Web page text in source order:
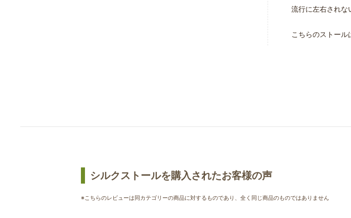
流行に左右されな
こちらのストール
シルクストールを購入されたお客様の声
※こちらのレビューは同カテゴリーの商品に対するものであり、全く同じ商品のものではありません